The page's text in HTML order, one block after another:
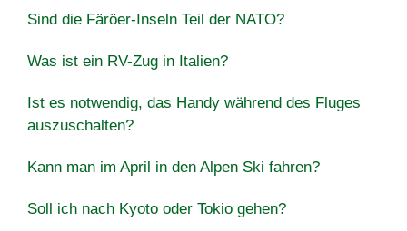
Sind die Färöer-Inseln Teil der NATO?
Was ist ein RV-Zug in Italien?
Ist es notwendig, das Handy während des Fluges
auszuschalten?
Kann man im April in den Alpen Ski fahren?
Soll ich nach Kyoto oder Tokio gehen?